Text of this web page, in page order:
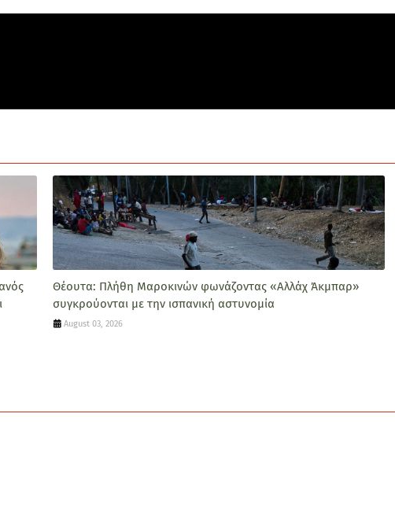
Θέουτα: Πλήθη Μαροκινών φωνάζοντας «Αλλάχ Άκμπαρ»
συγκρούονται με την ισπανική αστυνομία
August 03, 2026